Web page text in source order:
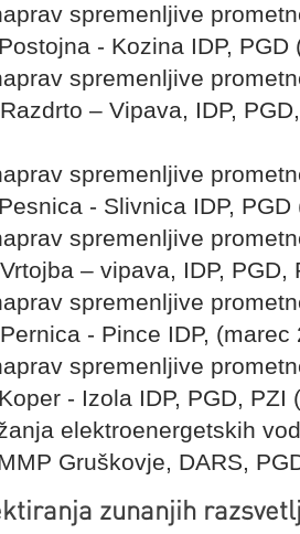
spremenljive
- Kozina IDP, PGD
spremenljive
– Vipava, IDP,
spremenljive
- Slivnica IDP,
spremenljive
– vipava, IDP, PGD,
spremenljive
- Pince IDP, (marec
spremenljive
- Izola IDP, PGD, PZI
elektroenergetskih
Gruškovje, DARS,
zunanjih